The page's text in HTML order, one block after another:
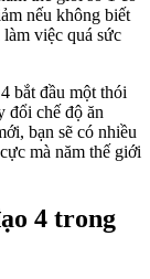
nếu không biết
việc quá sức
bắt đầu một thói
đổi chế độ ăn
bạn sẽ có nhiều
mà năm thế giới
4 trong